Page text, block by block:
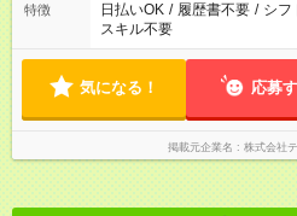
特徴 日払いOK / 履歴書不要 / シフ
スキル不要
気になる！ 応募
掲載元企業名 株式会社